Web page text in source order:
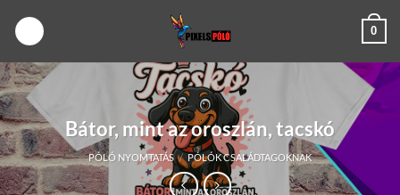
0
Bátor, mint az oroszlán, tacskó
PÓLÓ NYOMTATÁS / PÓLÓK CSALÁDTAGOKNAK